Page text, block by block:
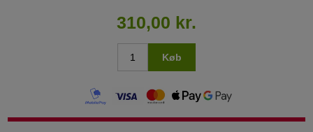
310,00 kr.
Køb